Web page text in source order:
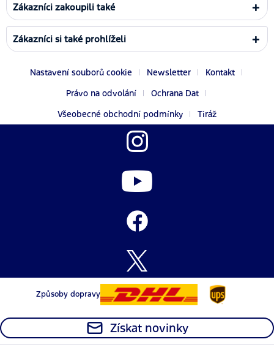
Zákazníci zakoupili také
Zákazníci si také prohlíželi
Nastavení souborů cookie Newsletter
Kontakt
Právo na odvolání
Ochrana Dat
Všeobecné obchodní podmínky
Tiráž
Způsoby dopravy
Získat novinky